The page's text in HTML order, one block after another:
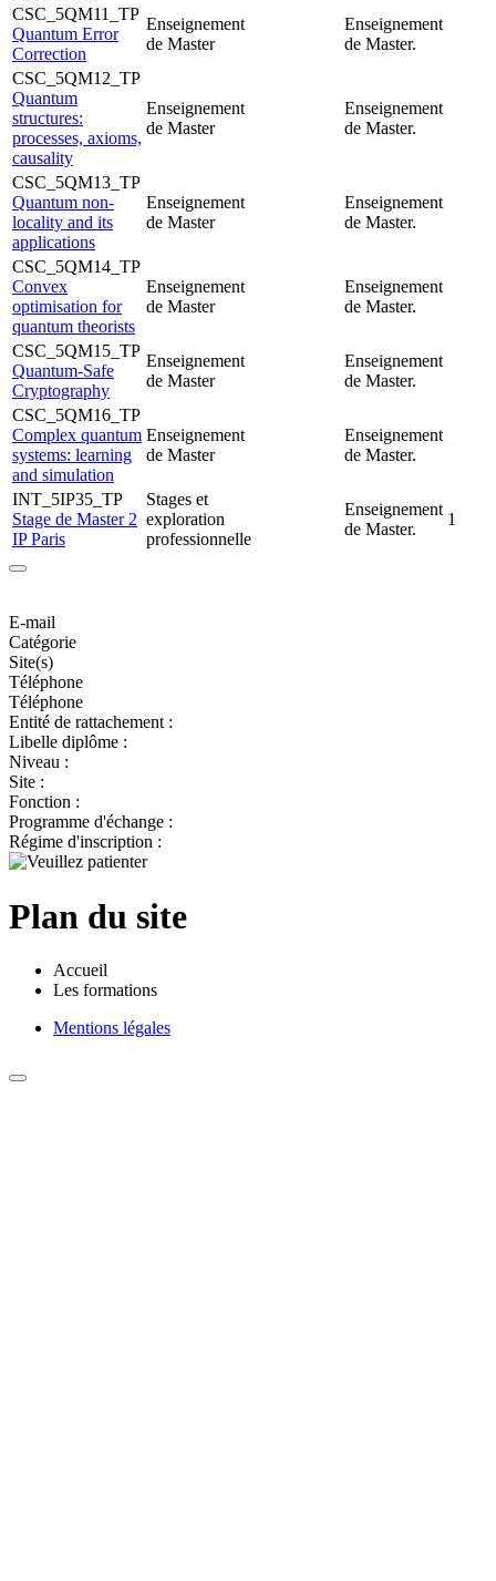
CSC_5QM11_TP
Quantum Error
Correction
Enseignement
de Master
Enseignement
de Master.
CSC_5QM12_TP
Quantum
structures:
processes, axioms,
causality
Enseignement
de Master
Enseignement
de Master.
CSC_5QM13_TP
Quantum non-
locality and its
applications
Enseignement
de Master
Enseignement
de Master.
CSC_5QM14_TP
Convex
optimisation for
quantum theorists
Enseignement
de Master
Enseignement
de Master.
CSC_5QM15_TP
Quantum-Safe
Cryptography
Enseignement
de Master
Enseignement
de Master.
CSC_5QM16_TP
Complex quantum
systems: learning
and simulation
Enseignement
de Master
Enseignement
de Master.
INT_5IP35_TP
Stage de Master 2
IP Paris
Stages et
exploration
professionnelle
Enseignement
de Master.
1
E-mail
Catégorie
Site(s)
Téléphone
Téléphone
Entité de rattachement :
Libelle diplôme :
Niveau :
Site :
Fonction :
Programme d'échange :
Régime d'inscription :
Plan du site
Accueil
Les formations
Mentions légales